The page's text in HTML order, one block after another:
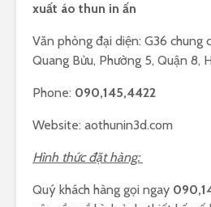
xuất áo thun in ấn
Văn phòng đại diện: G36 chung
Quang Bửu, Phường 5, Quận 8,
Phone: 090,145,4422
Website: aothunin3d.com
Hình thức đặt hàng:
Quý khách hàng gọi ngay